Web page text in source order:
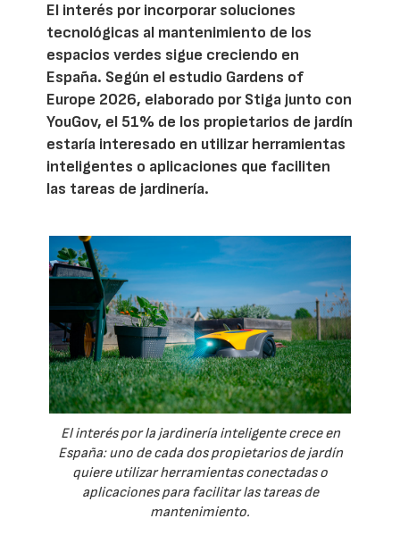
El interés por incorporar soluciones
tecnológicas al mantenimiento de los
espacios verdes sigue creciendo en
España. Según el estudio Gardens of
Europe 2026, elaborado por Stiga junto con
YouGov, el 51% de los propietarios de jardín
estaría interesado en utilizar herramientas
inteligentes o aplicaciones que faciliten
las tareas de jardinería.
El interés por la jardinería inteligente crece en
España: uno de cada dos propietarios de jardín
quiere utilizar herramientas conectadas o
aplicaciones para facilitar las tareas de
mantenimiento.